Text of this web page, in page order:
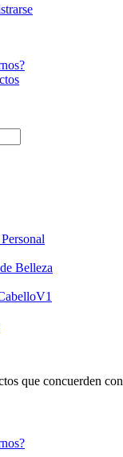
Belleza
que concuerden